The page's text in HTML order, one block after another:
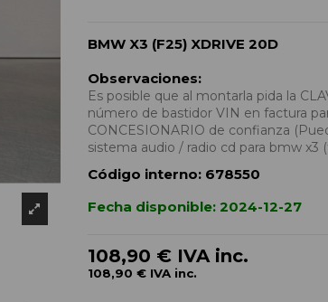
BMW X3 (F25) XDRIVE 20D
Observaciones:
Es posible que al montarla pida la
número de bastidor VIN en factura
CONCESIONARIO de confianza
sistema audio / radio cd para bmw x3
Código interno: 678550
Fecha disponible: 2024-12-27
108,90 € IVA inc.
108,90 € IVA inc.